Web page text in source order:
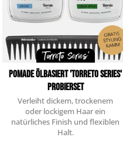
Pomade Ölbasiert 'Torreto Series'
Probierset
Verleiht dickem, trockenem
oder lockigem Haar ein
natürliches Finish und flexiblen
Halt.